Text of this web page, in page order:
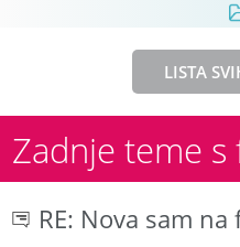
LISTA
Zadnje teme s
RE: Nova sam